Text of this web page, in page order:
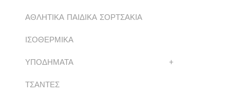
ΑΘΛΗΤΙΚΑ ΠΑΙΔΙΚΑ ΣΟΡΤΣΑΚΙΑ
ΙΣΟΘΕΡΜΙΚΑ
ΥΠΟΔΗΜΑΤΑ +
ΤΣΑΝΤΕΣ